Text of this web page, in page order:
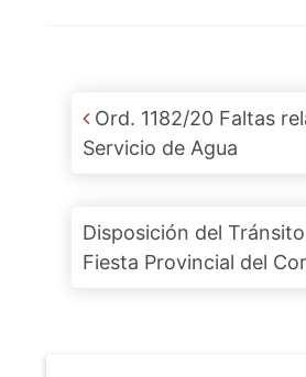
Post navigation
Ord. 1182/20 Faltas
Servicio de Agua
Disposición del
Fiesta Provincial del